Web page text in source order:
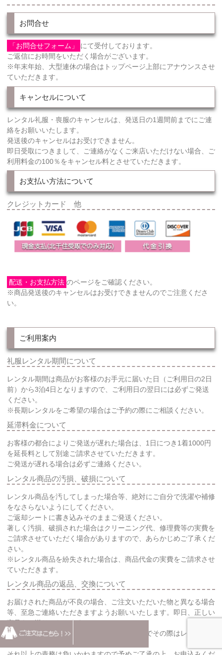
お問合せ
「お問合せフォーム」
にて受付しております。
ご返信にお時間をいただく場合がございます。
※年末年始、大型連休の場合はトップページ上部にアナウンスさせ
ていただきます。
キャンセルについて
レンタル礼服・喪服のキャンセルは、発送日の1週間前までにご連
絡をお願いいたします。
発送後のキャンセルはお受けできません。
即日受取につきまして、ご連絡がなくご来店いただけない場合、ご
利用料金の100％をキャンセル料とさせていただきます。
お支払い方法について
クレジットカード 他
配送・お支払方法 のページをご確認ください。
※商品発送後のキャンセルはお受けできませんのでご注意くださ
い。
ご利用案内
礼服レンタル期間について
レンタル期間は商品がお客様のお手元に届いた日（ご利用日の2日
前）から3泊4日となりますので、ご利用日の翌日には必ずご発送
ください。
※長期レンタルをご希望の場合はご予約の際にご相談ください。
延滞料金について
お客様の都合によりご発送が遅れた場合は、1日につき1着1000円
を延長料として別途ご請求させていただきます。
ご発送が遅れる場合は必ずご連絡ください。
レンタル商品の汚損、破損について
レンタル商品を汚してしまった場合等、絶対にご自分で洗濯や補修
をなさらないようにしてください。
ご返却シートに書き込みそのままご発送ください。
著しく汚損、破損された場合はクリーニング代、修理費等の実費を
ご請求させていただく場合がありますので、あらかじめご了承くだ
さい。
※レンタル商品を紛失された場合は、商品代金の実費をご請求させ
ていただきます。
レンタル商品の返品、交換について
お届けされた商品が不良の場合、ご注文いただいた物と異なる場合
等、至急ご連絡いただきますようお願いいたします。即日、正しい
商品をお送りいたします。
場合によっては発送できない事もありますのでその際はレンタル料
金を全額ご返金いたします。